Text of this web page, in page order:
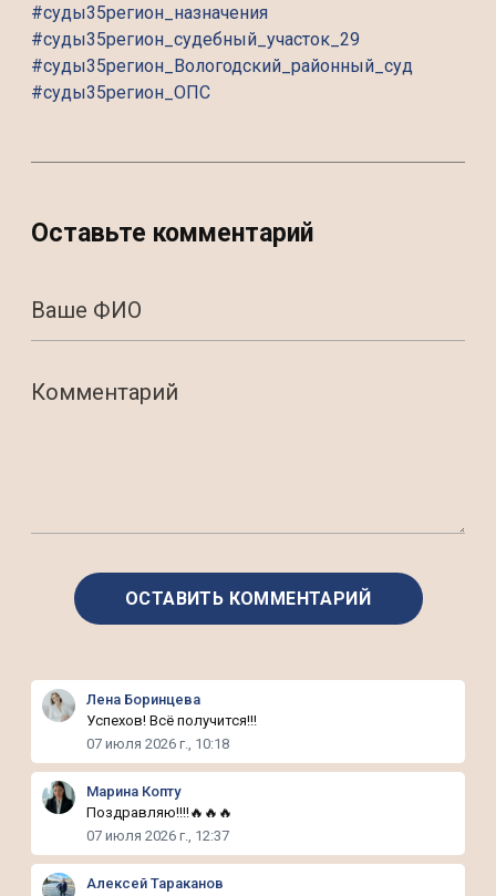
#суды35регион_назначения
#суды35регион_судебный_участок_29
#суды35регион_Вологодский_районный_суд
#суды35регион_ОПС
Оставьте комментарий
Лена Боринцева
Успехов! Всё получится!!!
07 июля 2026 г., 10:18
Марина Копту
Поздравляю!!!!🔥🔥🔥
07 июля 2026 г., 12:37
Алексей Тараканов